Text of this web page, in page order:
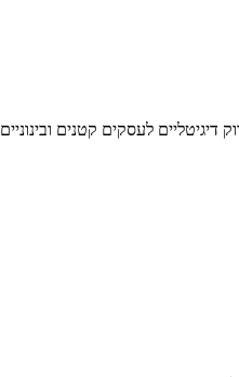
דיגיטליים לעסקים קטנים ובינוניים